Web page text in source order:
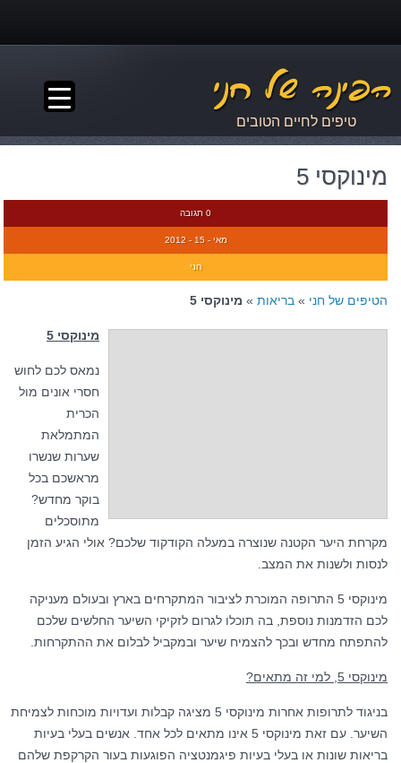
טיפים לחיים הטובים
מינוקסי 5
0 תגובה
מאי - 15 - 2012
חני
הטיפים של חני » בריאות » מינוקסי 5
מינוקסי 5
נמאס לכם לחוש
חסרי אונים מול
הכרית
המתמלאת
שערות שנשרו
מראשכם בכל
בוקר מחדש?
מתוסכלים
מקרחת היער הקטנה שנוצרה במעלה הקודקוד שלכם? אולי הגיע הזמן
לנסות ולשנות את המצב.
מינוקסי 5 התרופה המוכרת לציבור המתקרחים בארץ ובעולם מעניקה
לכם הזדמנות נוספת, בה תוכלו לגרום לזקיקי השיער החלשים שלכם
להתפתח מחדש ובכך להצמיח שיער ובמקביל לבלום את ההתקרחות.
מינוקסי 5, למי זה מתאים?
בניגוד לתרופות אחרות מינוקסי 5 מציגה קבלות ועדויות מוכחות לצמיחת
השיער. עם זאת מינוקסי 5 אינו מתאים לכל אחד. אנשים בעלי בעיות
בריאות שונות או בעלי בעיות פיגמנטציה הפוגעות בעור הקרקפת שלהם